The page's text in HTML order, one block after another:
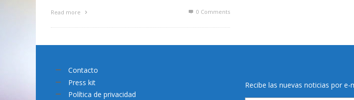
Read more 0 Comments
Contacto
Press kit
Política de privacidad
Recibe las nuevas noticias por e-